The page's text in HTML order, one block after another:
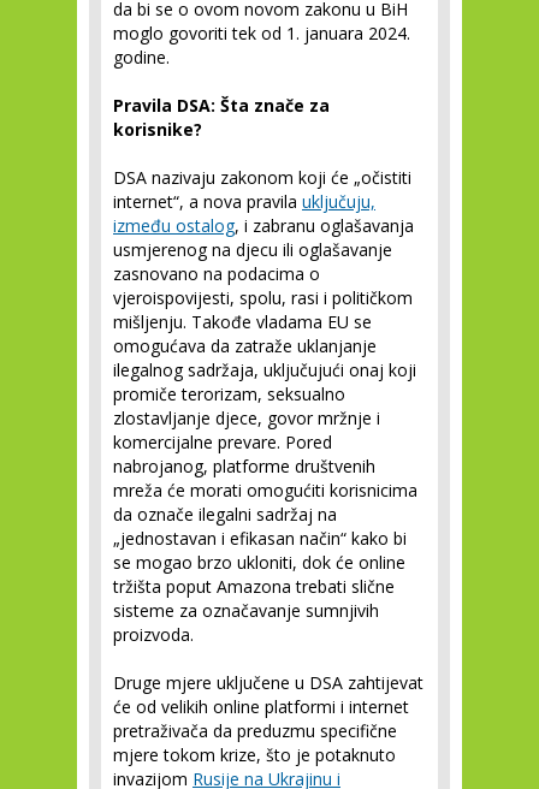
da bi se o ovom novom zakonu u BiH
moglo govoriti tek od 1. januara 2024.
godine.
Pravila DSA: Šta znače za
korisnike?
DSA nazivaju zakonom koji će „očistiti
internet“, a nova pravila uključuju,
između ostalog, i zabranu oglašavanja
usmjerenog na djecu ili oglašavanje
zasnovano na podacima o
vjeroispovijesti, spolu, rasi i političkom
mišljenju. Takođe vladama EU se
omogućava da zatraže uklanjanje
ilegalnog sadržaja, uključujući onaj koji
promiče terorizam, seksualno
zlostavljanje djece, govor mržnje i
komercijalne prevare. Pored
nabrojanog, platforme društvenih
mreža će morati omogućiti korisnicima
da označe ilegalni sadržaj na
„jednostavan i efikasan način“ kako bi
se mogao brzo ukloniti, dok će online
tržišta poput Amazona trebati slične
sisteme za označavanje sumnjivih
proizvoda.
Druge mjere uključene u DSA zahtijevat
će od velikih online platformi i internet
pretraživača da preduzmu specifične
mjere tokom krize, što je potaknuto
invazijom Rusije na Ukrajinu i